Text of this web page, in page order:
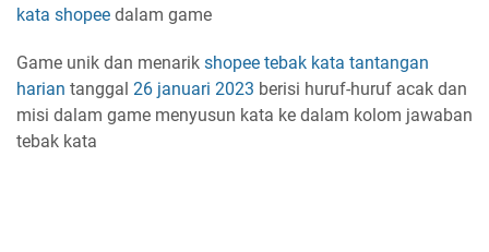
kata shopee dalam game
Game unik dan menarik shopee tebak kata tantangan
harian tanggal 26 januari 2023 berisi huruf-huruf acak dan
misi dalam game menyusun kata ke dalam kolom jawaban
tebak kata